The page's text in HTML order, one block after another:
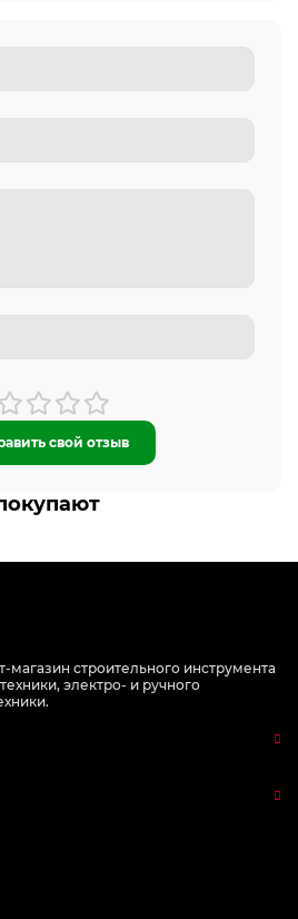
свой отзыв
строительного инструмента
электро- и ручного